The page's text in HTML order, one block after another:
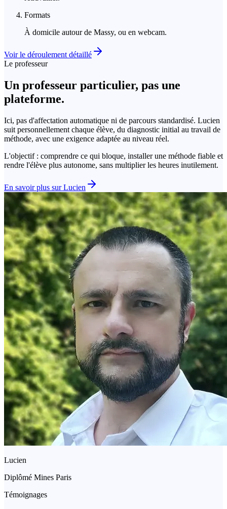
Formats
À domicile autour de Massy, ou en webcam.
Voir le déroulement détaillé
Le professeur
Un professeur particulier, pas une
plateforme.
Ici, pas d'affectation automatique ni de parcours standardisé. Lucien
suit personnellement chaque élève, du diagnostic initial au travail de
méthode, avec une exigence adaptée au niveau réel.
L'objectif : comprendre ce qui bloque, installer une méthode fiable et
rendre l'élève plus autonome, sans multiplier les heures inutilement.
En savoir plus sur Lucien
Lucien
Diplômé Mines Paris
Témoignages